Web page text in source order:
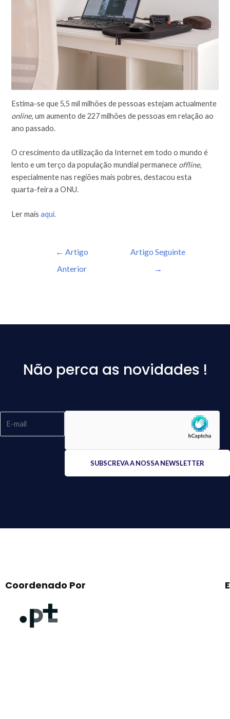
Estima-se que 5,5 mil milhões de pessoas estejam actualmente
online, um aumento de 227 milhões de pessoas em relação ao
ano passado.
O crescimento da utilização da Internet em todo o mundo é
lento e um terço da população mundial permanece offline,
especialmente nas regiões mais pobres, destacou esta
quarta-feira a ONU.
Ler maisaqui.
← Artigo
Anterior
Artigo Seguinte
→
Não perca as novidades !
Coordenado Por